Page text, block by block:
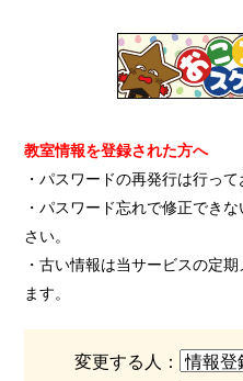
教室情報を登録された方へ
・パスワードの再発行は行って
・パスワード忘れで修正でき
さい。
・古い情報は当サービスの定
ます。
変更する人：